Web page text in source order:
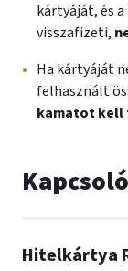
kártyáját, és
visszafizeti,
Ha kártyáját
felhasznált
kamatot
Hitelkártya